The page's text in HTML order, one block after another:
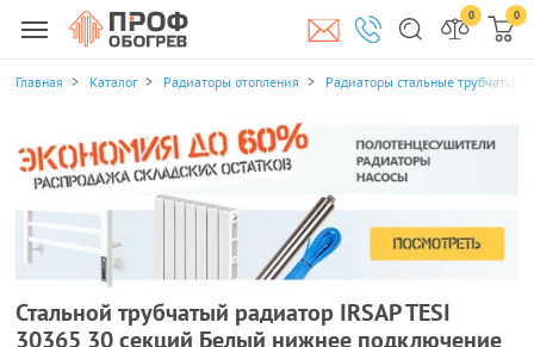
0 0
Главная Каталог Радиаторы отопления Радиаторы стальные трубчатые
Стальной трубчатый радиатор IRSAP TESI
30365 30 секций Белый нижнее подключение